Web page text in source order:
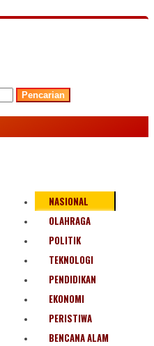
Pencarian
NASIONAL
OLAHRAGA
POLITIK
TEKNOLOGI
PENDIDIKAN
EKONOMI
PERISTIWA
BENCANA ALAM